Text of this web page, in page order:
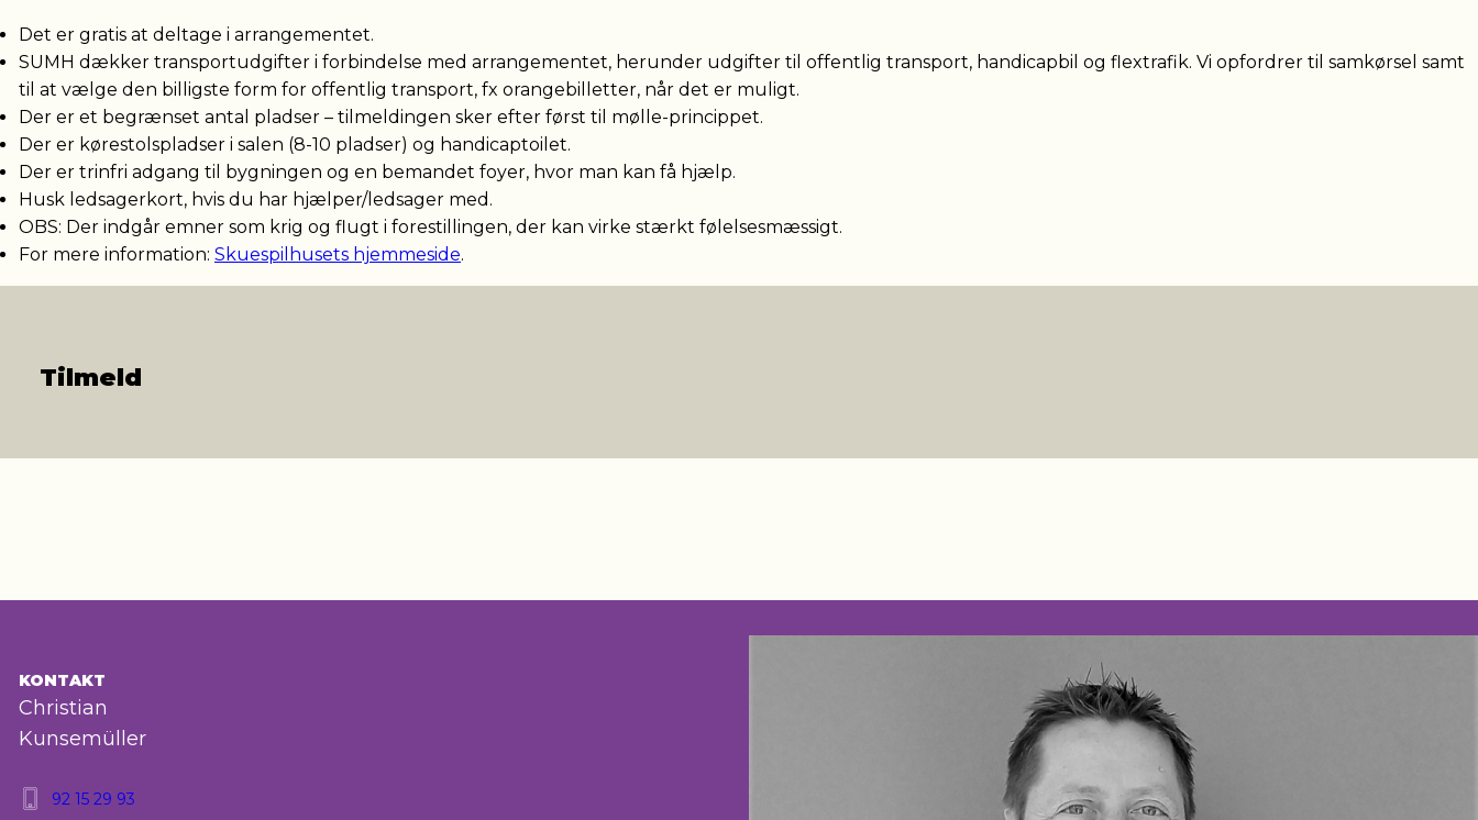
Det er gratis at deltage i arrangementet.
SUMH dækker transportudgifter i forbindelse med arrangementet, herunder udgifter til offentlig transport, handicapbil og flextrafik. Vi opfordrer til samkørsel samt
til at vælge den billigste form for offentlig transport, fx orangebilletter, når det er muligt.
Der er et begrænset antal pladser – tilmeldingen sker efter først til mølle-princippet.
Der er kørestolspladser i salen (8-10 pladser) og handicaptoilet.
Der er trinfri adgang til bygningen og en bemandet foyer, hvor man kan få hjælp.
Husk ledsagerkort, hvis du har hjælper/ledsager med.
OBS: Der indgår emner som krig og flugt i forestillingen, der kan virke stærkt følelsesmæssigt.
For mere information: Skuespilhusets hjemmeside.
Tilmeld
KONTAKT
Christian
Kunsemüller
92 15 29 93